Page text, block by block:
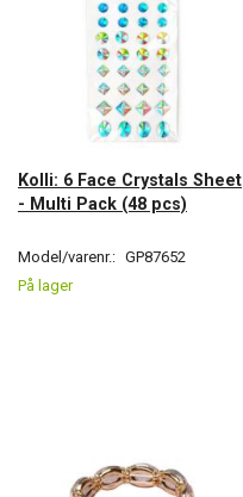
Kolli: 6 Face Crystals Sheet
- Multi Pack (48 pcs)
Model/varenr.: GP87652
På lager